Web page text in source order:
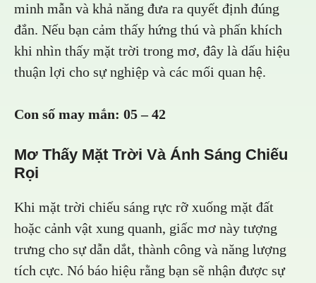
minh mẫn và khả năng đưa ra quyết định đúng
đắn. Nếu bạn cảm thấy hứng thú và phấn khích
khi nhìn thấy mặt trời trong mơ, đây là dấu hiệu
thuận lợi cho sự nghiệp và các mối quan hệ.
Con số may mắn: 05 – 42
Mơ Thấy Mặt Trời Và Ánh Sáng Chiếu
Rọi
Khi mặt trời chiếu sáng rực rỡ xuống mặt đất
hoặc cảnh vật xung quanh, giấc mơ này tượng
trưng cho sự dẫn dắt, thành công và năng lượng
tích cực. Nó báo hiệu rằng bạn sẽ nhận được sự